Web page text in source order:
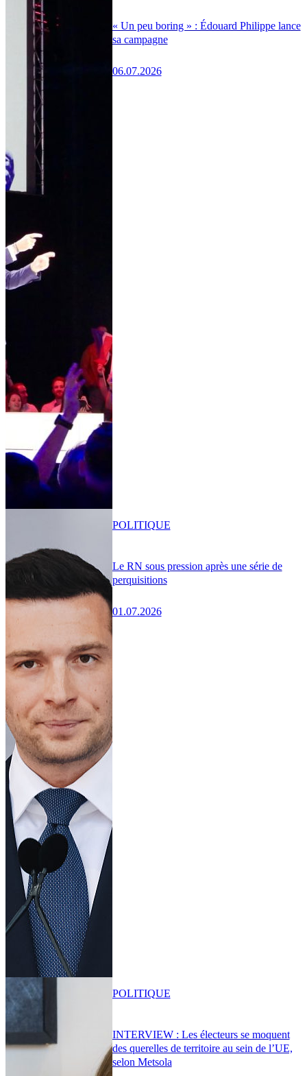
« Un peu boring » : Édouard Philippe lance
sa campagne
06.07.2026
Le RN sous pression après une série de
perquisitions
01.07.2026
POLITIQUE
INTERVIEW : Les électeurs se moquent
des querelles de territoire au sein de l’UE,
selon Metsola
POLITIQUE